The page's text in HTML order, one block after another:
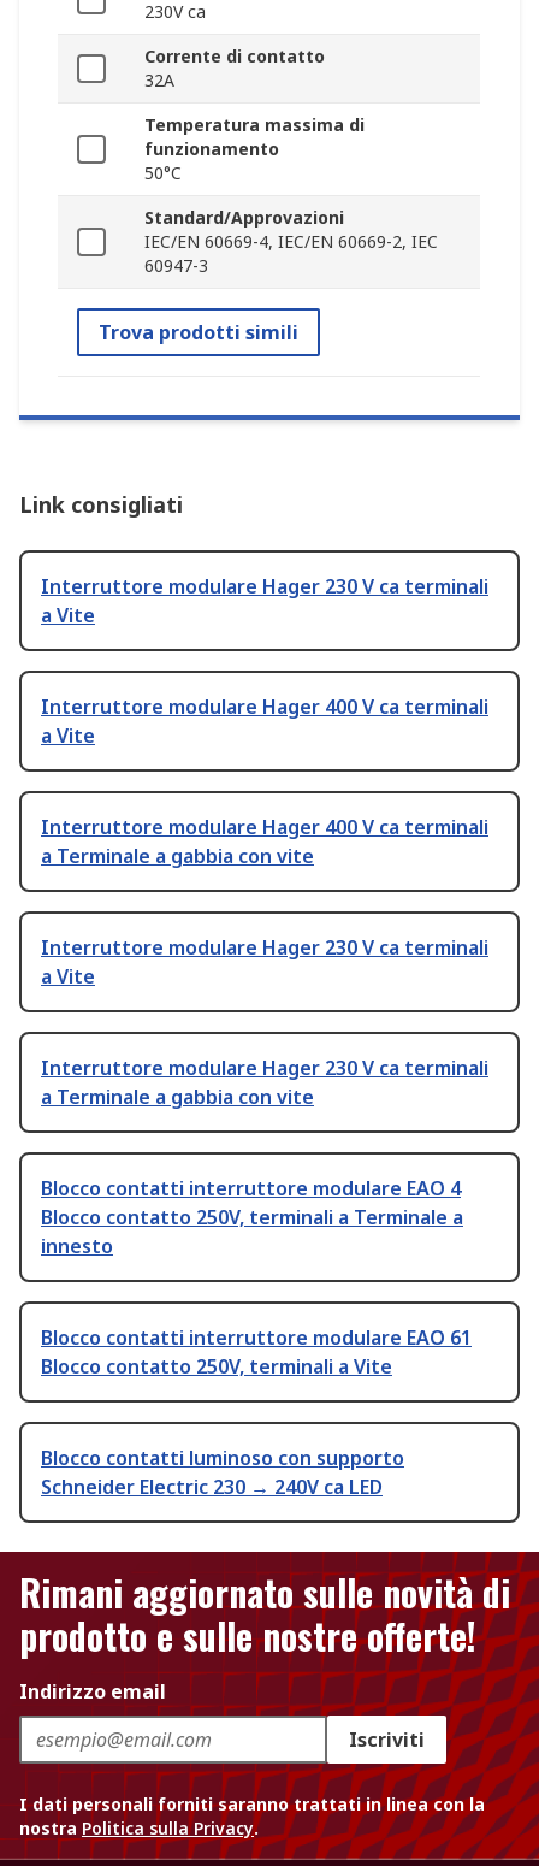
230V ca
Corrente di contatto
32A
Temperatura massima di
funzionamento
50°C
Standard/Approvazioni
IEC/EN 60669-4, IEC/EN 60669-2, IEC
60947-3
Trova prodotti simili
Link consigliati
Interruttore modulare Hager 230 V ca terminali
a Vite
Interruttore modulare Hager 400 V ca terminali
a Vite
Interruttore modulare Hager 400 V ca terminali
a Terminale a gabbia con vite
Interruttore modulare Hager 230 V ca terminali
a Vite
Interruttore modulare Hager 230 V ca terminali
a Terminale a gabbia con vite
Blocco contatti interruttore modulare EAO 4
Blocco contatto 250V, terminali a Terminale a
innesto
Blocco contatti interruttore modulare EAO 61
Blocco contatto 250V, terminali a Vite
Blocco contatti luminoso con supporto
Schneider Electric 230 → 240V ca LED
Rimani aggiornato sulle novità di
prodotto e sulle nostre offerte!
Indirizzo email
Iscriviti
I dati personali forniti saranno trattati in linea con la
nostra Politica sulla Privacy.